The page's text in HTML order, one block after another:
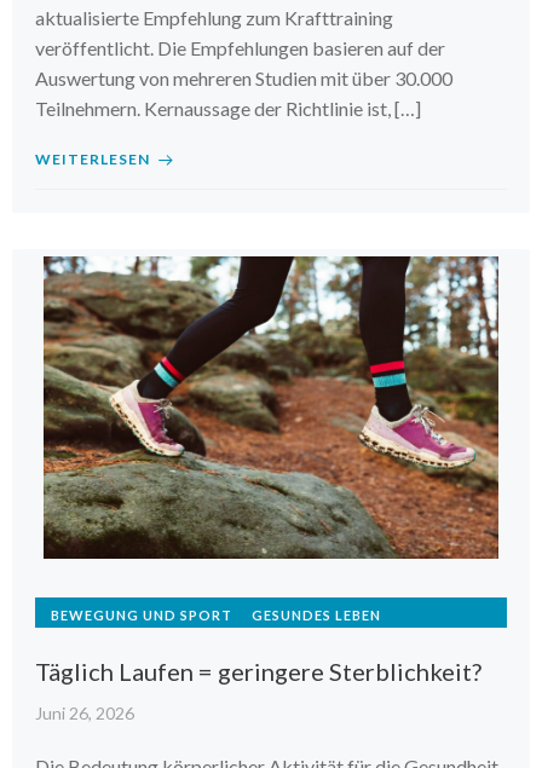
aktualisierte Empfehlung zum Krafttraining
veröffentlicht. Die Empfehlungen basieren auf der
Auswertung von mehreren Studien mit über 30.000
Teilnehmern. Kernaussage der Richtlinie ist, […]
WEITERLESEN
BEWEGUNG UND SPORT GESUNDES LEBEN
Täglich Laufen = geringere Sterblichkeit?
Juni 26, 2026